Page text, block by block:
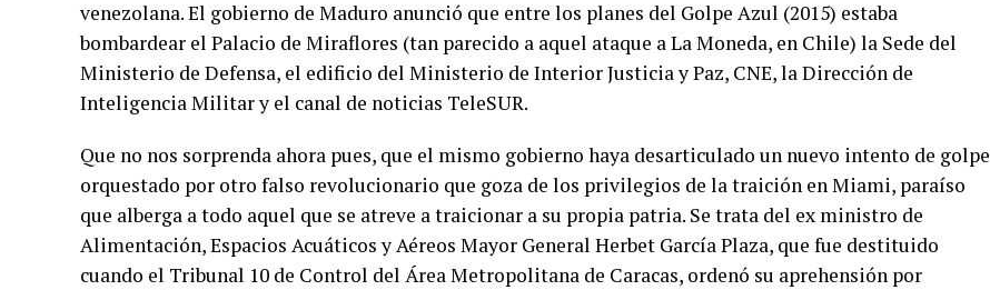
venezolana. El gobierno de Maduro anunció que entre los planes del Golpe Azul (2015) estaba
bombardear el Palacio de Miraflores (tan parecido a aquel ataque a La Moneda, en Chile) la Sede del
Ministerio de Defensa, el edificio del Ministerio de Interior Justicia y Paz, CNE, la Dirección de
Inteligencia Militar y el canal de noticias TeleSUR.
Que no nos sorprenda ahora pues, que el mismo gobierno haya desarticulado un nuevo intento de golpe
orquestado por otro falso revolucionario que goza de los privilegios de la traición en Miami, paraíso
que alberga a todo aquel que se atreve a traicionar a su propia patria. Se trata del ex ministro de
Alimentación, Espacios Acuáticos y Aéreos Mayor General Herbet García Plaza, que fue destituido
cuando el Tribunal 10 de Control del Área Metropolitana de Caracas, ordenó su aprehensión por